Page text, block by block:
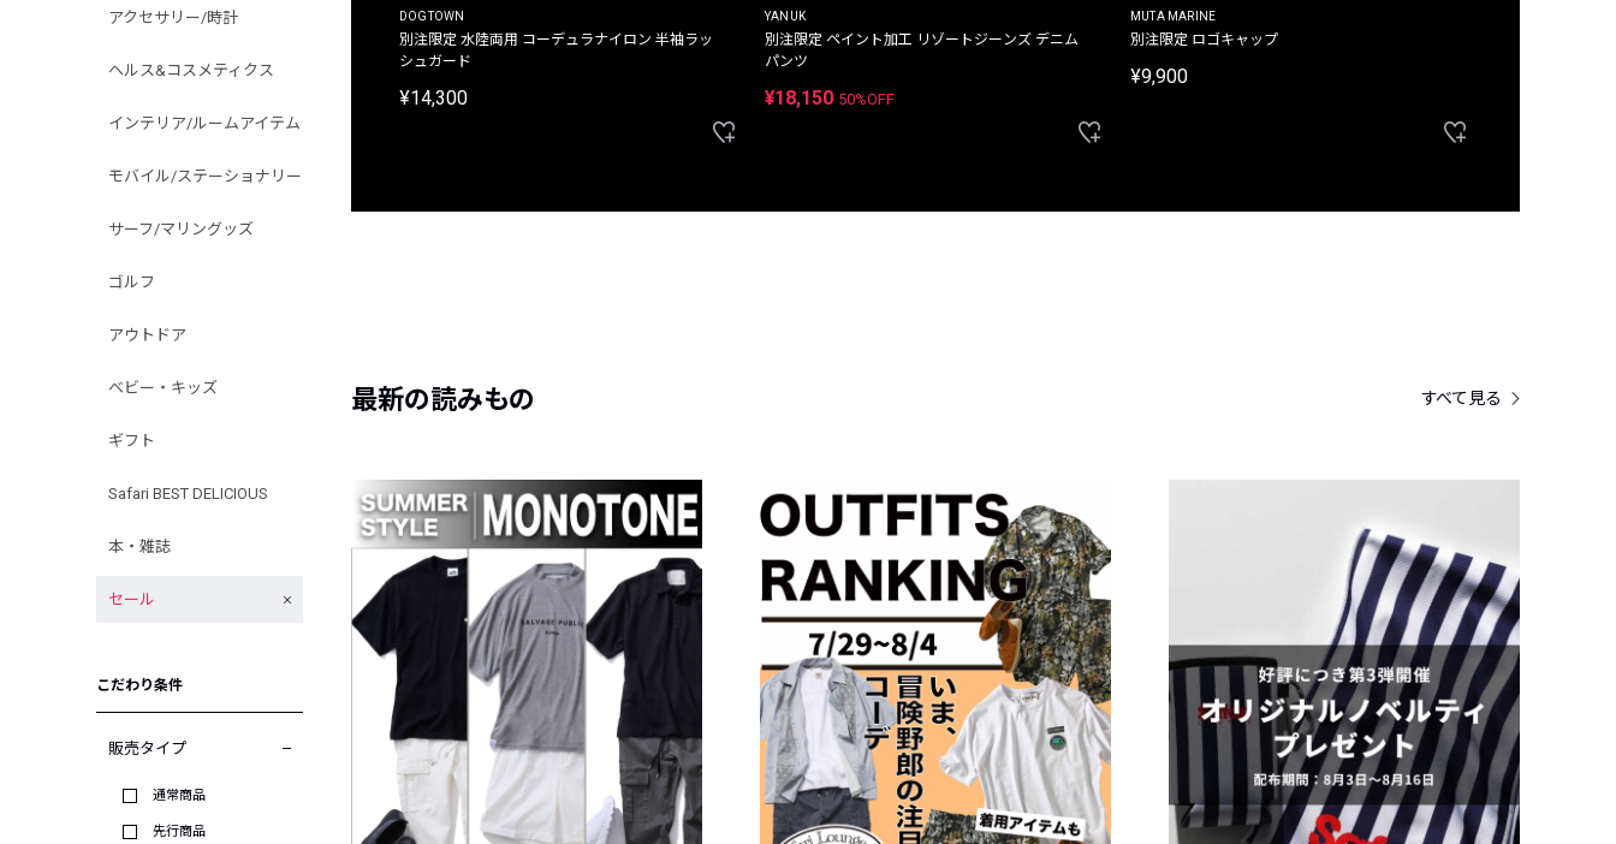
アクセサリー/時計
ヘルス&コスメティクス
インテリア/ルームアイテム
モバイル/ステーショナリー
サーフ/マリングッズ
ゴルフ
アウトドア
ベビー・キッズ
ギフト
Safari BEST DELICIOUS
本・雑誌
セール
こだわり条件
販売タイプ
通常商品
先行商品
THE DUFFER OF ST.GEORGE
プリントTシャツ
DOGTOWN
別注限定 水陸両用 コーデュラナイロン 半袖ラッ
シュガード
¥14,300
YANUK
別注限定 ペイント加工 リゾートジーンズ デニム
パンツ
¥18,150 50%OFF
MUTA MARINE
別注限定 ロゴキャップ
¥9,900
最新の読みもの すべて見る